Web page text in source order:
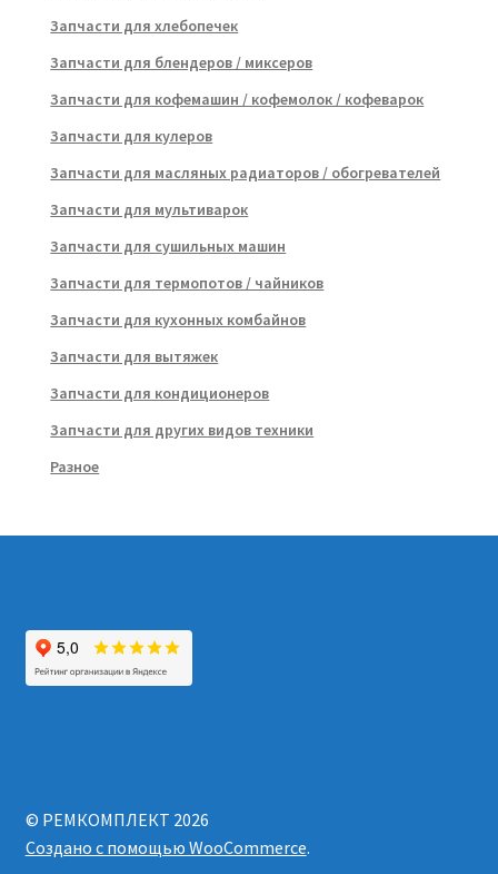
Запчасти для хлебопечек
Запчасти для блендеров / миксеров
Запчасти для кофемашин / кофемолок / кофеварок
Запчасти для кулеров
Запчасти для масляных радиаторов / обогревателей
Запчасти для мультиварок
Запчасти для сушильных машин
Запчасти для термопотов / чайников
Запчасти для кухонных комбайнов
Запчасти для вытяжек
Запчасти для кондиционеров
Запчасти для других видов техники
Разное
© РЕМКОМПЛЕКТ 2026
Создано с помощью WooCommerce.